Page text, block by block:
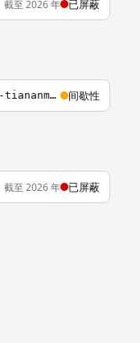
截至 2026 年 已屏蔽
http://www.sbs.com.au/news/article/2014/06/01/comment-chinas-dissident-artists-persist-depicting-tiananmen 间歇性
截至 2026 年 已屏蔽